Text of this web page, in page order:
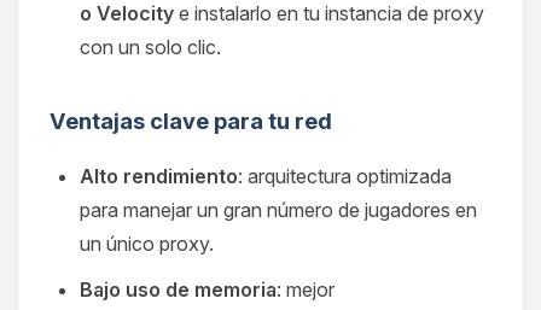
o Velocity e instalarlo en tu instancia de proxy
con un solo clic.
Ventajas clave para tu red
Alto rendimiento: arquitectura optimizada
para manejar un gran número de jugadores en
un único proxy.
Bajo uso de memoria: mejor